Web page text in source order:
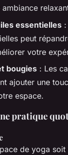
essentielles
peut
votre
bougies : Les
ajouter une
espace.
pratique
de yoga soit